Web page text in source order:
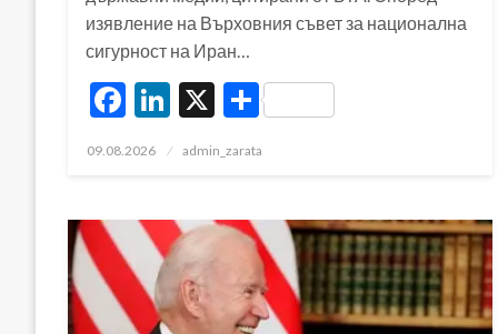
изявление на Върховния съвет за национална
сигурност на Иран…
Facebook
LinkedIn
X Share
Posted
09.08.2026 admin_zarata